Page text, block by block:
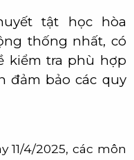
tật học hòa
thống nhất, có
kiểm tra phù hợp
đảm bảo các quy
11/4/2025, các môn